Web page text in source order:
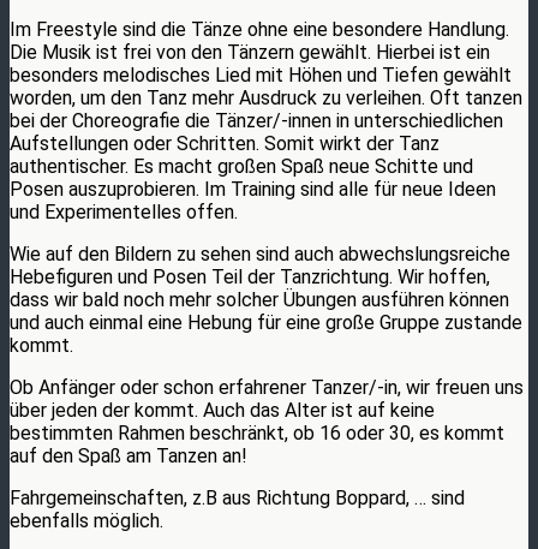
Im Freestyle sind die Tänze ohne eine besondere Handlung.
Die Musik ist frei von den Tänzern gewählt. Hierbei ist ein
besonders melodisches Lied mit Höhen und Tiefen gewählt
worden, um den Tanz mehr Ausdruck zu verleihen. Oft tanzen
bei der Choreografie die Tänzer/-innen in unterschiedlichen
Aufstellungen oder Schritten. Somit wirkt der Tanz
authentischer. Es macht großen Spaß neue Schitte und
Posen auszuprobieren. Im Training sind alle für neue Ideen
und Experimentelles offen.
Wie auf den Bildern zu sehen sind auch abwechslungsreiche
Hebefiguren und Posen Teil der Tanzrichtung. Wir hoffen,
dass wir bald noch mehr solcher Übungen ausführen können
und auch einmal eine Hebung für eine große Gruppe zustande
kommt.
Ob Anfänger oder schon erfahrener Tanzer/-in, wir freuen uns
über jeden der kommt. Auch das Alter ist auf keine
bestimmten Rahmen beschränkt, ob 16 oder 30, es kommt
auf den Spaß am Tanzen an!
Fahrgemeinschaften, z.B aus Richtung Boppard, … sind
ebenfalls möglich.